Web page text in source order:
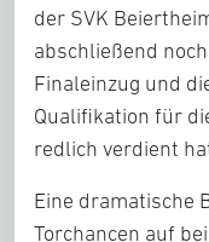
der SVK
abschließend
Finaleinzug und
Qualifikation für
redlich verdient
Eine dramatische
Torchancen auf